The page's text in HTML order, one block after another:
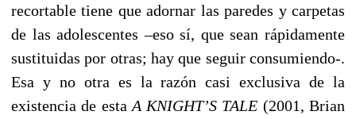
recortable tiene que adornar las paredes y carpetas
de las adolescentes –eso sí, que sean rápidamente
sustituidas por otras; hay que seguir consumiendo-.
Esa y no otra es la razón casi exclusiva de la
existencia de esta A KNIGHT’S TALE (2001, Brian